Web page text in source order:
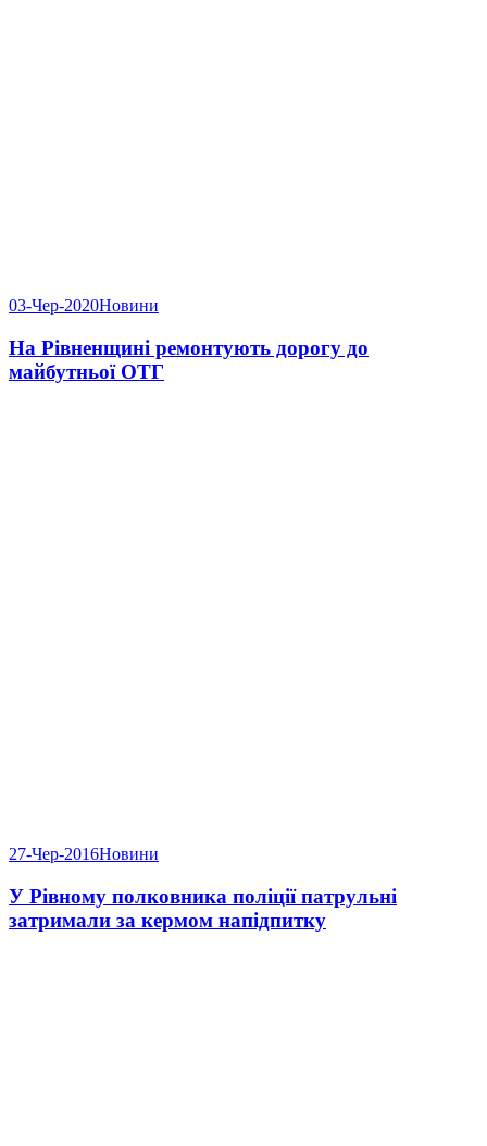
03-Чер-2020Новини
На Рівненщині ремонтують дорогу до
майбутньої ОТГ
27-Чер-2016Новини
У Рівному полковника поліції патрульні
затримали за кермом напідпитку